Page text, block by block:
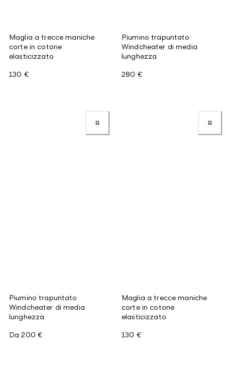
Maglia a trecce maniche
corte in cotone
elasticizzato
130 €
Piumino trapuntato
Windcheater di media
lunghezza
280 €
Piumino trapuntato
Windcheater di media
lunghezza
Da 200 €
Maglia a trecce maniche
corte in cotone
elasticizzato
130 €